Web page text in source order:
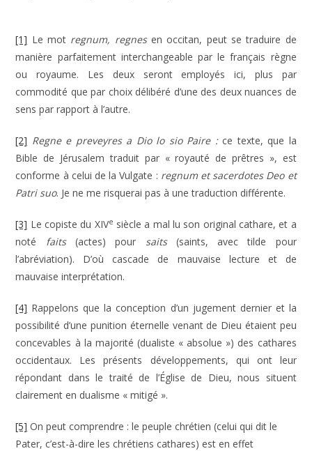
[1] Le mot regnum, regnesen occitan, peut se traduire de
manière parfaitement interchangeable par le français règne
ou royaume. Les deux seront employés ici, plus par
commodité que par choix délibéré d’une des deux nuances de
sens par rapport à l’autre.
[2] Regne e preveyres a Dio lo sio Paire :ce texte, que la
Bible de Jérusalem traduit par « royauté de prêtres », est
conforme à celui de la Vulgate : regnum et sacerdotes Deo et
Patri suo. Je ne me risquerai pas à une traduction différente.
[3] Le copiste du XIVe siècle a mal lu son original cathare, et a
noté faits(actes) pour saits (saints, avec tilde pour
l’abréviation). D’où cascade de mauvaise lecture et de
mauvaise interprétation.
[4] Rappelons que la conception d’un jugement dernier et la
possibilité d’une punition éternelle venant de Dieu étaient peu
concevables à la majorité (dualiste « absolue ») des cathares
occidentaux. Les présents développements, qui ont leur
répondant dans le traité de l’Église de Dieu, nous situent
clairement en dualisme « mitigé ».
[5] On peut comprendre : le peuple chrétien (celui qui dit le
Pater, c’est-à-dire les chrétiens cathares) est en effet